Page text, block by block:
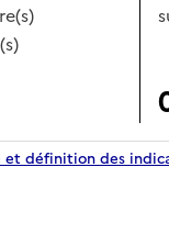
et définition des